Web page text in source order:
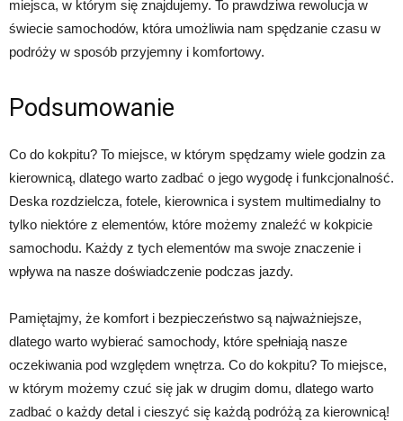
miejsca, w którym się znajdujemy. To prawdziwa rewolucja w
świecie samochodów, która umożliwia nam spędzanie czasu w
podróży w sposób przyjemny i komfortowy.
Podsumowanie
Co do kokpitu? To miejsce, w którym spędzamy wiele godzin za
kierownicą, dlatego warto zadbać o jego wygodę i funkcjonalność.
Deska rozdzielcza, fotele, kierownica i system multimedialny to
tylko niektóre z elementów, które możemy znaleźć w kokpicie
samochodu. Każdy z tych elementów ma swoje znaczenie i
wpływa na nasze doświadczenie podczas jazdy.
Pamiętajmy, że komfort i bezpieczeństwo są najważniejsze,
dlatego warto wybierać samochody, które spełniają nasze
oczekiwania pod względem wnętrza. Co do kokpitu? To miejsce,
w którym możemy czuć się jak w drugim domu, dlatego warto
zadbać o każdy detal i cieszyć się każdą podróżą za kierownicą!